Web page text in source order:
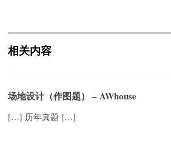
相关内容
场地设计（作图题） – AWhouse
[…] 历年真题 […]